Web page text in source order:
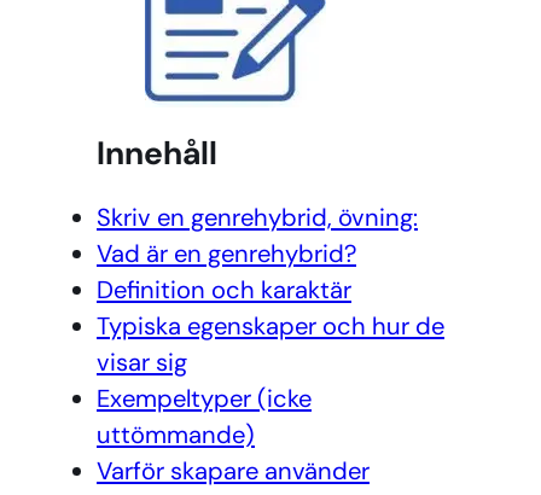
Innehåll
Skriv en genrehybrid, övning:
Vad är en genrehybrid?
Definition och karaktär
Typiska egenskaper och hur de
visar sig
Exempeltyper (icke
uttömmande)
Varför skapare använder